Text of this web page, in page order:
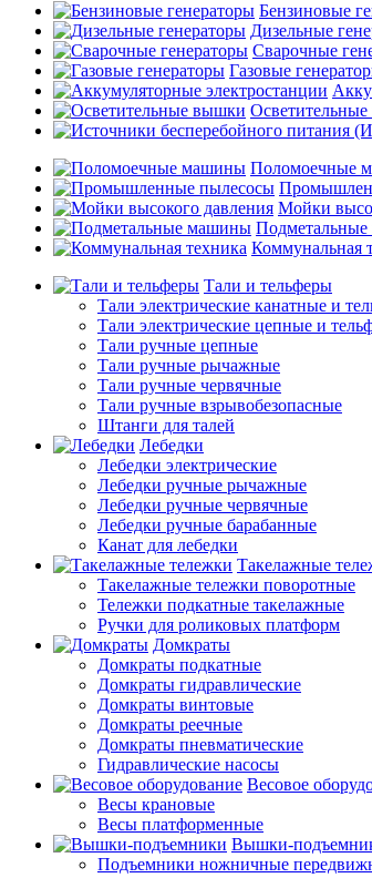
Бензиновые
Дизельные
Сварочные
Газовые
Поломоечные
Мойки
Коммунальная
Тали и тельферы
Тали электрические канатные и
Тали электрические цепные и
Тали ручные цепные
Тали ручные рычажные
Тали ручные червячные
Тали ручные взрывобезопасные
Штанги для талей
Лебедки
Лебедки электрические
Лебедки ручные рычажные
Лебедки ручные червячные
Лебедки ручные барабанные
Канат для лебедки
Такелажные
Такелажные тележки поворотные
Тележки подкатные такелажные
Ручки для роликовых платформ
Домкраты
Домкраты подкатные
Домкраты гидравлические
Домкраты винтовые
Домкраты реечные
Домкраты пневматические
Гидравлические насосы
Весовое
Весы крановые
Весы платформенные
Вышки-
Подъемники ножничные